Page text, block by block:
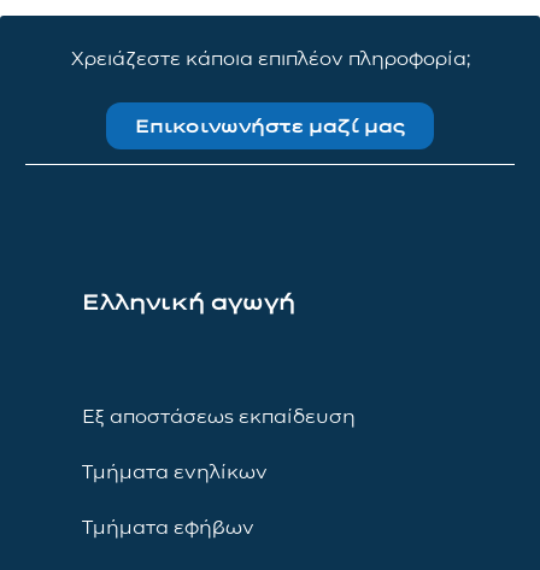
Χρειάζεστε κάποια επιπλέον πληροφορία;
Επικοινωνήστε μαζί μας
Ελληνική αγωγή
Εξ αποστάσεως εκπαίδευση
Τμήματα ενηλίκων
Τμήματα εφήβων